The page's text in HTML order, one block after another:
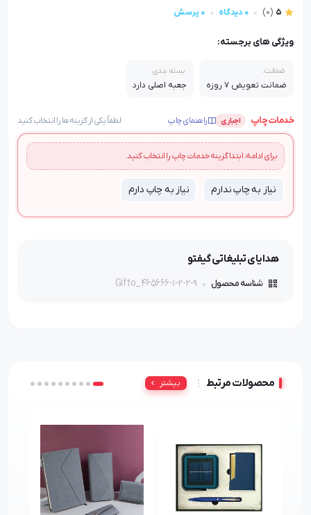
5
(0) 0 دیدگاه 0 پرسش
ویژگی های برجسته:
ضمانت:
ضمانت تعویض 7 روزه
بسته بندی:
جعبه اصلی دارد
خدمات چاپ اجباری راهنمای چاپ لطفاً یکی از گزینه‌ها را انتخاب کنید
برای ادامه، ابتدا گزینه خدمات چاپ را انتخاب کنید.
نیاز به چاپ ندارم نیاز به چاپ دارم
هدایای تبلیغاتی گیفتو
شناسه محصول Gifto_465666-1-2-2-9
محصولات مرتبط بیشتر